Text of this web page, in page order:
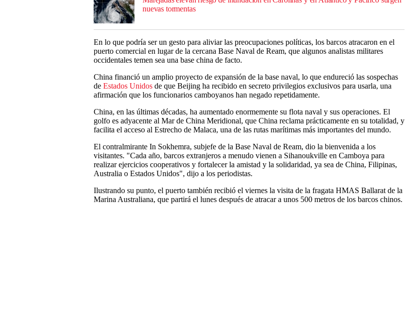
nuevas tormentas
En lo que podría ser un gesto para aliviar las preocupaciones políticas, los barcos atracaron en el
puerto comercial en lugar de la cercana Base Naval de Ream, que algunos analistas militares
occidentales temen sea una base china de facto.
China financió un amplio proyecto de expansión de la base naval, lo que endureció las sospechas
de Estados Unidos de que Beijing ha recibido en secreto privilegios exclusivos para usarla, una
afirmación que los funcionarios camboyanos han negado repetidamente.
China, en las últimas décadas, ha aumentado enormemente su flota naval y sus operaciones. El
golfo es adyacente al Mar de China Meridional, que China reclama prácticamente en su totalidad, y
facilita el acceso al Estrecho de Malaca, una de las rutas marítimas más importantes del mundo.
El contralmirante In Sokhemra, subjefe de la Base Naval de Ream, dio la bienvenida a los
visitantes. "Cada año, barcos extranjeros a menudo vienen a Sihanoukville en Camboya para
realizar ejercicios cooperativos y fortalecer la amistad y la solidaridad, ya sea de China, Filipinas,
Australia o Estados Unidos", dijo a los periodistas.
Ilustrando su punto, el puerto también recibió el viernes la visita de la fragata HMAS Ballarat de la
Marina Australiana, que partirá el lunes después de atracar a unos 500 metros de los barcos chinos.